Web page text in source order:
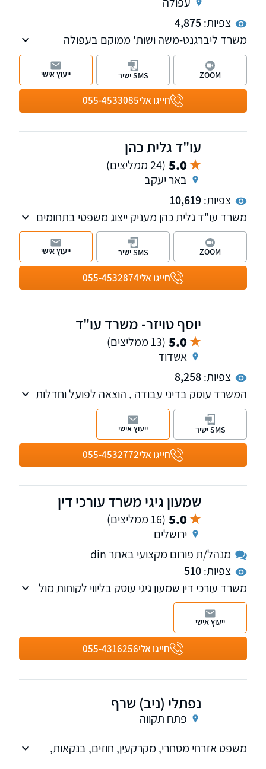
צפיות:4,875
משרד ליברגנט-משה ושות' ממוקם בעפולה
ומספק שירותים משפטיים יוצאי דופן ללקוחות בכל
רחבי הארץ, ובאזור עפולה והעמקים בפרט.
המשרד עוסק במשפט אזרחי, דיני מקרקעין,
הוצאה לפועל, חדלות פירעון ומשפט מסחרי ועסקי.
עורכי הדין המיומנים שלנו בעלי היכרות מעמיקה
שקוף, יעיל ואיכותי ללקוחותינו.
חייגו אלי055-4533085
ZOOM SMS ישיר ייעוץ אישי
עו"ד גלית כהן
5.0 (24 ממליצים)
באר יעקב
צפיות:10,619
משרד עו"ד גלית כהן מעניק ייצוג משפטי בתחומים
הוצאה לפועל, פשיטות רגל ומשפט אזרחי.
חייגו אלי055-4532874
ZOOM SMS ישיר ייעוץ אישי
יוסף טויזר- משרד עו"ד
5.0 (13 ממליצים)
אשדוד
צפיות:8,258
המשרד עוסק בדיני עבודה , הוצאה לפועל וחדלות
פירעון , ביטוח לאומי ונזקי גוף, דין האזרחי והמסחרי,
פינוי מושכר, ייפוי כוח מתמשך, צוואות וירושות.
חייגו אלי055-4532772
SMS ישיר ייעוץ אישי
שמעון גיגי משרד עורכי דין
5.0 (16 ממליצים)
ירושלים
מנהל/ת פורום מקצועי באתר din
צפיות:510
משרד עורכי דין שמעון גיגי עוסק בליווי לקוחות מול
המערכת הבנקאית. אנחנו נחשבים למשרד מוביל
בתחום של ביטול הגבלות על חשבון הבנק, משרדנו
מוביל מספר תביעות ייצוגיות, ומעניק שירות משפטי
גם בניהול סכסוכים מסחריים וגביית חובות. אנו
מעניקים את השירות המקצועי שלנו ללקוחות בכל
חייגו אלי055-4316256
ייעוץ אישי
נפתלי (ניב) שרף
פתח תקווה
משפט אזרחי מסחרי, מקרקעין, חוזים, בנקאות,